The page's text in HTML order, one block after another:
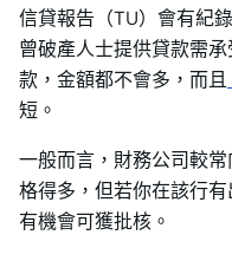
信貸報告（TU）會有紀
曾破產人士提供貸款需
款，金額都不會多，而且
短。
一般而言，財務公司較
格得多，但若你在該行
有機會可獲批核。